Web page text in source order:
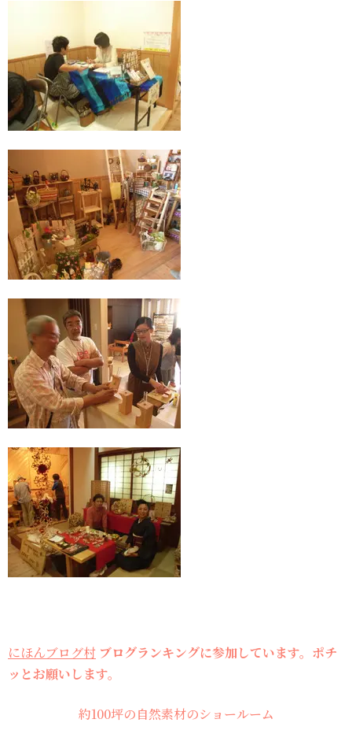
にほんブログ村 ブログランキングに参加しています。ポチ
ッとお願いします。
約100坪の自然素材のショールーム